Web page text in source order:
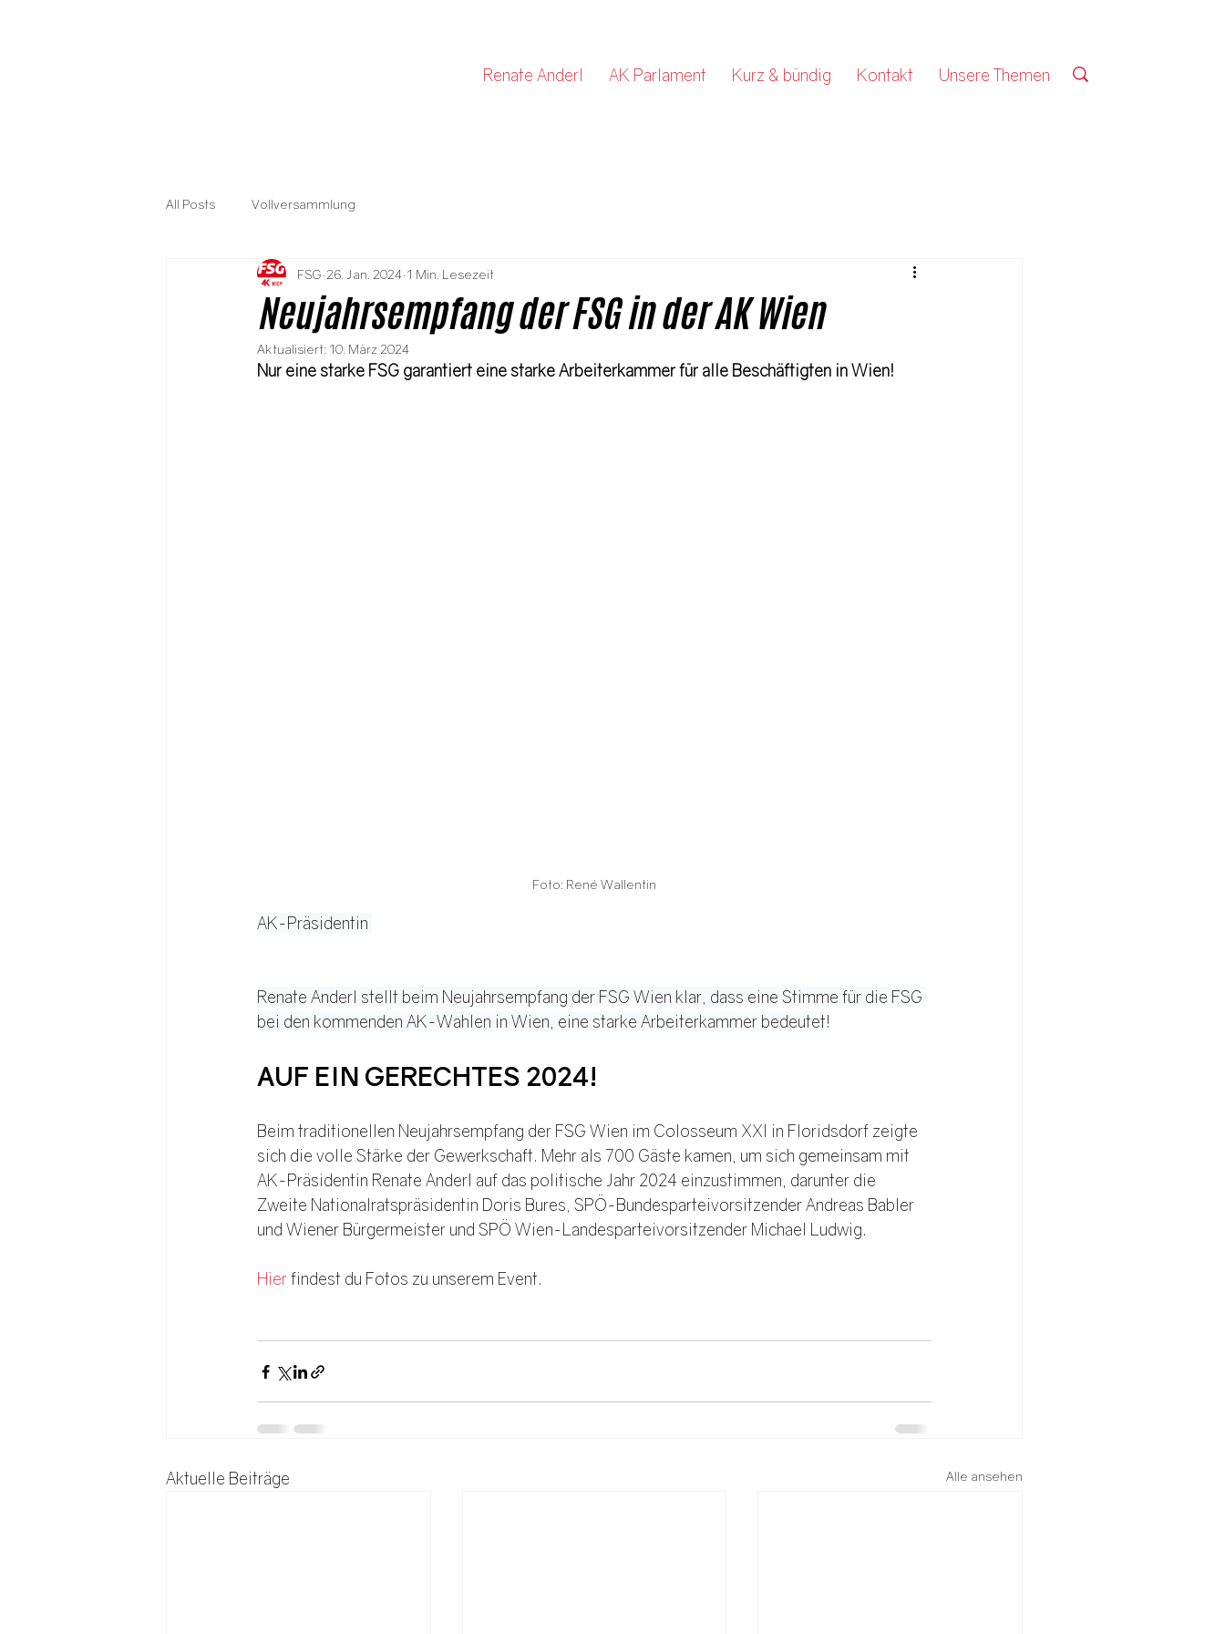
Renate Anderl AK Parlament Kurz & bündig Kontakt Unsere Themen
All Posts Vollversammlung
Neujahrsempfang der FSG in der AK Wien
FSG 26. Jan. 2024 1 Min. Lesezeit
Aktualisiert: 10. März 2024
Nur eine starke FSG garantiert eine starke Arbeiterkammer für alle Beschäftigten in Wien!
Foto: René Wallentin
AK-Präsidentin
Renate Anderl stellt beim Neujahrsempfang der FSG Wien klar, dass eine Stimme für die FSG
bei den kommenden AK-Wahlen in Wien, eine starke Arbeiterkammer bedeutet!
AUF EIN GERECHTES 2024!
Beim traditionellen Neujahrsempfang der FSG Wien im Colosseum XXI in Floridsdorf zeigte
sich die volle Stärke der Gewerkschaft. Mehr als 700 Gäste kamen, um sich gemeinsam mit
AK-Präsidentin Renate Anderl auf das politische Jahr 2024 einzustimmen, darunter die
Zweite Nationalratspräsidentin Doris Bures, SPÖ-Bundesparteivorsitzender Andreas Babler
und Wiener Bürgermeister und SPÖ Wien-Landesparteivorsitzender Michael Ludwig.
Hier findest du Fotos zu unserem Event.
Aktuelle Beiträge Alle ansehen